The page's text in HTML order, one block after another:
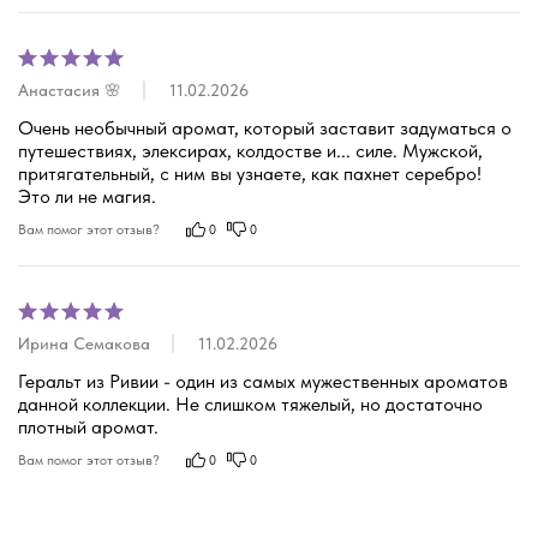
Анастасия 🌸 11.02.2026
Очень необычный аромат, который заставит задуматься о
путешествиях, элексирах, колдостве и... силе. Мужской,
притягательный, с ним вы узнаете, как пахнет серебро!
Это ли не магия.
Вам помог этот отзыв? 0 0
Ирина Семакова 11.02.2026
Геральт из Ривии - один из самых мужественных ароматов
данной коллекции. Не слишком тяжелый, но достаточно
плотный аромат.
Вам помог этот отзыв? 0 0
соевые свечи ручной работы